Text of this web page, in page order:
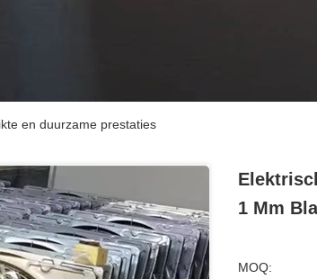
en duurzame prestaties
1 Mm
MOQ: